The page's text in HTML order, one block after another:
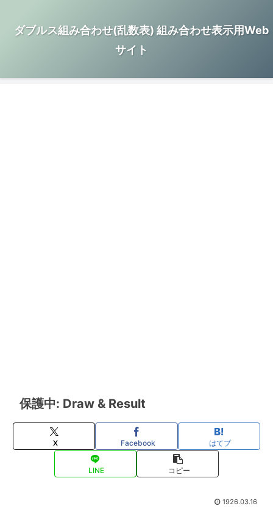
ダブルス組み合わせ(乱数表) 組み合わせ表示用Web
サイト
保護中: Draw & Result
X Facebook はてブ
LINE コピー
1926.03.16